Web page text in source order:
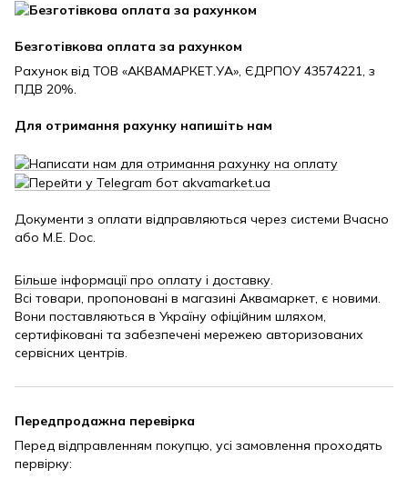
Безготівкова оплата за рахунком
Рахунок від ТОВ «АКВАМАРКЕТ.УА», ЄДРПОУ 43574221, з
ПДВ 20%.
Для отримання рахунку напишіть нам
Документи з оплати відправляються через системи Вчасно
або M.E. Doc.
Більше інформації про оплату і доставку.
Всі товари, пропоновані в магазині Аквамаркет, є новими.
Вони поставляються в Україну офіційним шляхом,
сертифіковані та забезпечені мережею авторизованих
сервісних центрів.
Передпродажна перевірка
Перед відправленням покупцю, усі замовлення проходять
первірку: